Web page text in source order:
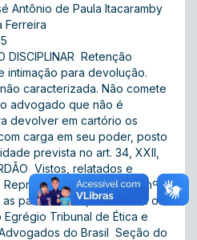
Antônio de Paula Itacaramby
Ferreira
DISCIPLINAR  Retenção
intimação para devolução.
caracterizada. Não comete
advogado que não é
devolver em cartório os
carga em seu poder, posto
prevista no art. 34, XXII,
 Vistos, relatados e
Disciplinar nº
partes acima, ACORDAM os
Tribunal de Ética e
do Brasil  Seção do